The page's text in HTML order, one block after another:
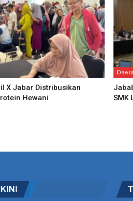
X Jabar Distribusikan
Hewani
SMK